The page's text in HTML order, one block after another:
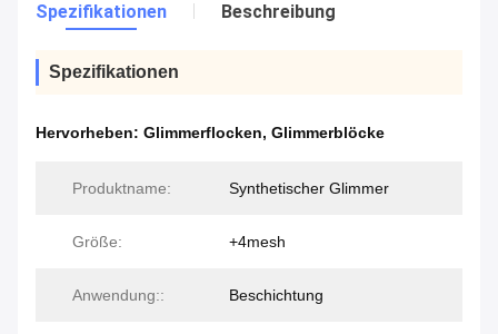
Spezifikationen Beschreibung
Spezifikationen
Hervorheben: Glimmerflocken, Glimmerblöcke
Produktname: Synthetischer Glimmer
Größe: +4mesh
Anwendung:: Beschichtung